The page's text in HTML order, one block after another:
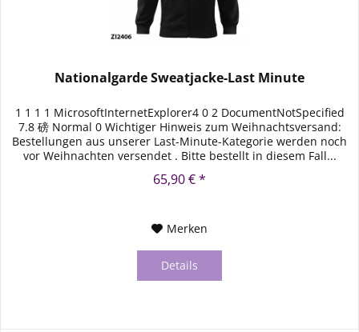
Nationalgarde Sweatjacke-Last Minute
1 1 1 1 MicrosoftInternetExplorer4 0 2 DocumentNotSpecified
7.8 磅 Normal 0 Wichtiger Hinweis zum Weihnachtsversand:
Bestellungen aus unserer Last-Minute-Kategorie werden noch
vor Weihnachten versendet . Bitte bestellt in diesem Fall...
65,90 € *
Merken
Details